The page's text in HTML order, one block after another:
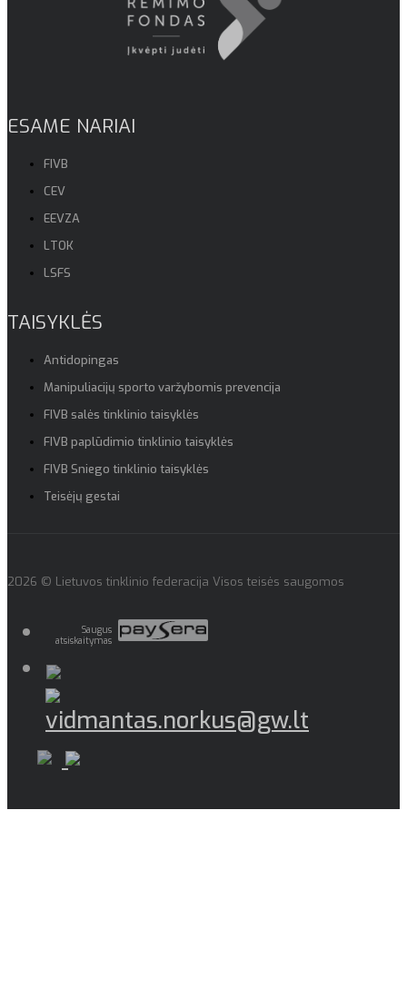
ESAME NARIAI
FIVB
CEV
EEVZA
LTOK
LSFS
TAISYKLĖS
Antidopingas
Manipuliacijų sporto varžybomis prevencija
FIVB salės tinklinio taisyklės
FIVB paplūdimio tinklinio taisyklės
FIVB Sniego tinklinio taisyklės
Teisėjų gestai
2026 © Lietuvos tinklinio federacija Visos teisės saugomos
Saugus
atsiskaitymas